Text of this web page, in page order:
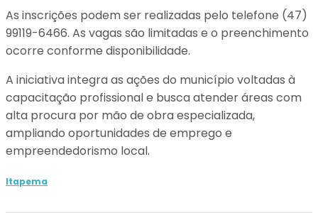
As inscrições podem ser realizadas pelo telefone (47)
99119-6466. As vagas são limitadas e o preenchimento
ocorre conforme disponibilidade.
A iniciativa integra as ações do município voltadas à
capacitação profissional e busca atender áreas com
alta procura por mão de obra especializada,
ampliando oportunidades de emprego e
empreendedorismo local.
Itapema